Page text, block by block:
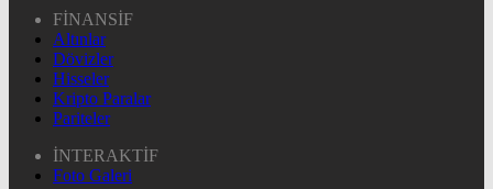
FİNANSİF
Altınlar
Dövizler
Hisseler
Kripto Paralar
Pariteler
İNTERAKTİF
Foto Galeri